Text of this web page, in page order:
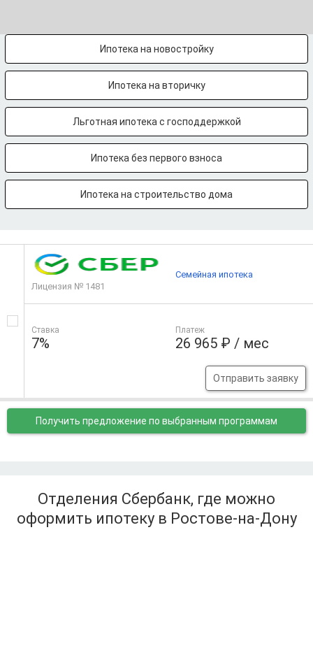
Ипотека на новостройку
Ипотека на вторичку
Льготная ипотека с господдержкой
Ипотека без первого взноса
Ипотека на строительство дома
Лицензия № 1481
Ставка
7%
Платеж
26 965 ₽ / мес
Отправить заявку
Семейная ипотека
Получить предложение по выбранным программам
Отделения Сбербанк, где можно
оформить ипотеку в Ростове-на-Дону